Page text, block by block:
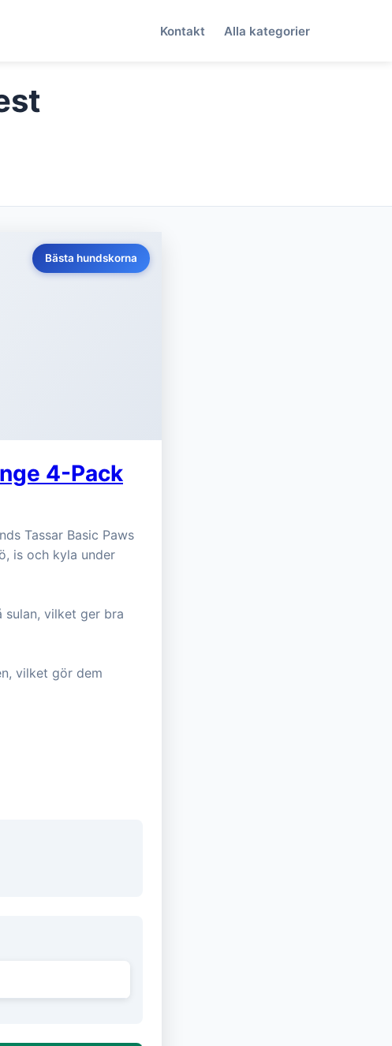
Kontakt Alla kategorier
Bästa hundskorna
4-Pack
Tassar Basic Paws
is och kyla under
sulan, vilket ger bra
vilket gör dem